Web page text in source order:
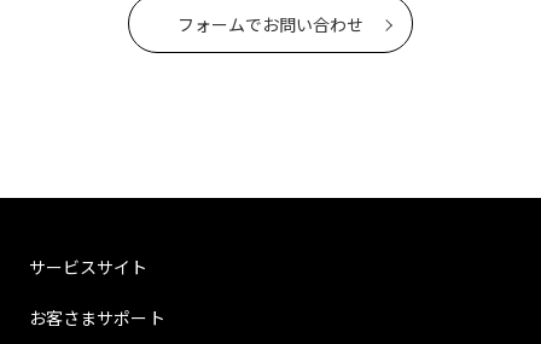
フォームでお問い合わせ
サービスサイト
お客さまサポート